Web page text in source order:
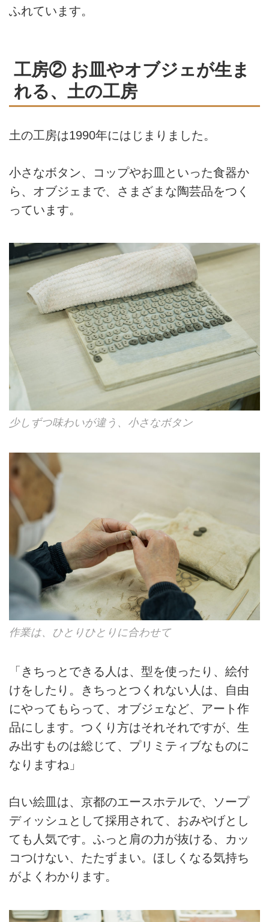
ふれています。
工房② お皿やオブジェが生ま
れる、土の工房
土の工房は1990年にはじまりました。
小さなボタン、コップやお皿といった食器か
ら、オブジェまで、さまざまな陶芸品をつく
っています。
少しずつ味わいが違う、小さなボタン
作業は、ひとりひとりに合わせて
「きちっとできる人は、型を使ったり、絵付
けをしたり。きちっとつくれない人は、自由
にやってもらって、オブジェなど、アート作
品にします。つくり方はそれそれですが、生
み出すものは総じて、プリミティブなものに
なりますね」
白い絵皿は、京都のエースホテルで、ソープ
ディッシュとして採用されて、おみやげとし
ても人気です。ふっと肩の力が抜ける、カッ
コつけない、たたずまい。ほしくなる気持ち
がよくわかります。